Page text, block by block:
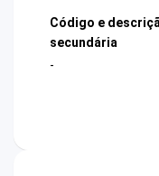
Código e
secundária
-